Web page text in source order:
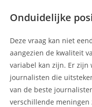
Onduidelijke
Deze vraag kan niet
aangezien de kwaliteit
variabel kan zijn. Er
journalisten die
van de beste
verschillende